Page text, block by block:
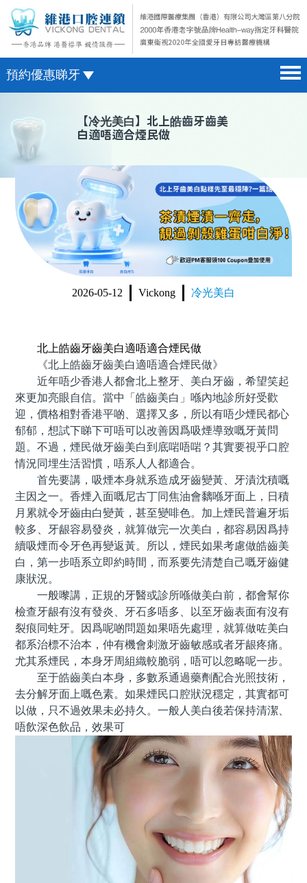
預約優惠睇牙
醫院簡介 hospital introduction
醫生介紹 doctor introduction
醫療新聞 medical news
種植牙 dental implant
箍牙 orthodontics
收費標準 change standard
微信預約
WhatsApp預約
【冷光美白】北上皓齒牙齒美
白適唔適合煙民做
2026-05-12 Vickong 冷光美白
北上皓齒牙齒美白適唔適合煙民做
《北上皓齒牙齒美白適唔適合煙民做》
近年唔少香港人都會北上整牙、美白牙齒，希望笑起
來更加亮眼自信。當中「皓齒美白」喺內地診所好受歡
迎，價格相對香港平啲、選擇又多，所以有唔少煙民都心
郁郁，想試下睇下可唔可以改善因爲吸煙導致嘅牙黃問
題。不過，煙民做牙齒美白到底啱唔啱？其實要視乎口腔
情況同埋生活習慣，唔系人人都適合。
首先要講，吸煙本身就系造成牙齒變黃、牙漬沈積嘅
主因之一。香煙入面嘅尼古丁同焦油會黐喺牙面上，日積
月累就令牙齒由白變黃，甚至變啡色。加上煙民普遍牙垢
較多、牙龈容易發炎，就算做完一次美白，都容易因爲持
續吸煙而令牙色再變返黃。所以，煙民如果考慮做皓齒美
白，第一步唔系立即約時間，而系要先清楚自己嘅牙齒健
康狀況。
一般嚟講，正規的牙醫或診所喺做美白前，都會幫你
檢查牙龈有沒有發炎、牙石多唔多、以至牙齒表面有沒有
裂痕同蛀牙。因爲呢啲問題如果唔先處理，就算做咗美白
都系治標不治本，仲有機會刺激牙齒敏感或者牙龈疼痛。
尤其系煙民，本身牙周組織較脆弱，唔可以忽略呢一步。
至于皓齒美白本身，多數系通過藥劑配合光照技術，
去分解牙面上嘅色素。如果煙民口腔狀況穩定，其實都可
以做，只不過效果未必持久。一般人美白後若保持清潔、
唔飲深色飲品，效果可